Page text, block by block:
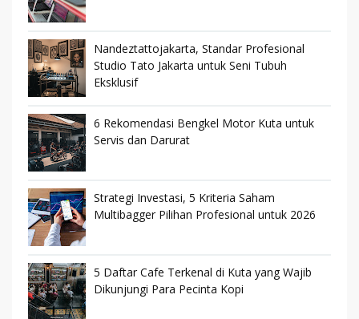
Nandeztattojakarta, Standar Profesional
Studio Tato Jakarta untuk Seni Tubuh
Eksklusif
6 Rekomendasi Bengkel Motor Kuta untuk
Servis dan Darurat
Strategi Investasi, 5 Kriteria Saham
Multibagger Pilihan Profesional untuk 2026
5 Daftar Cafe Terkenal di Kuta yang Wajib
Dikunjungi Para Pecinta Kopi